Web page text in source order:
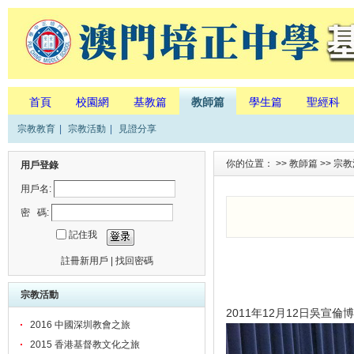
首頁 校園網 基教篇 教師篇 學生篇 聖經科
宗教教育 宗教活動 見證分享
用戶登錄
用戶名:
密 碼:
記住我
註冊新用戶 找回密碼
宗教活動
2016 中國深圳教會之旅
2015 香港基督教文化之旅
你的位置： >> 教師篇 >> 宗
2011年12月12日吳宣倫